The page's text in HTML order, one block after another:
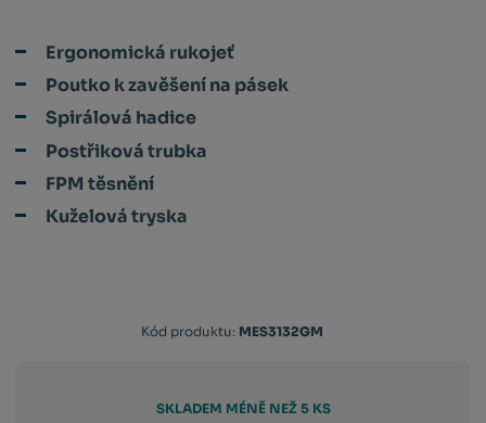
Ergonomická rukojeť
Poutko k zavěšení na pásek
Spirálová hadice
Postřiková trubka
FPM těsnění
Kuželová tryska
Kód produktu: MES3132GM
SKLADEM MÉNĚ NEŽ 5 KS